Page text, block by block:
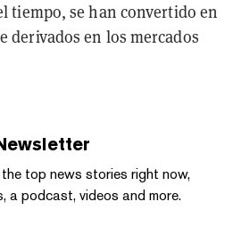
tiempo, se han convertido en
derivados en los mercados
top news stories right now,
a podcast, videos and more.